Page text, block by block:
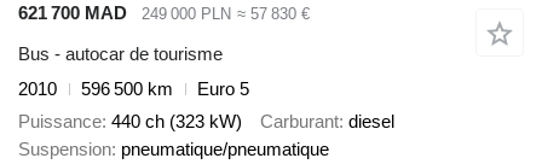
621 700 MAD
249 000 PLN ≈ 57 830 €
Bus - autocar de tourisme
2010
596 500 km
Euro 5
Puissance 440 ch (323 kW) Carburant diesel
Suspension pneumatique/pneumatique